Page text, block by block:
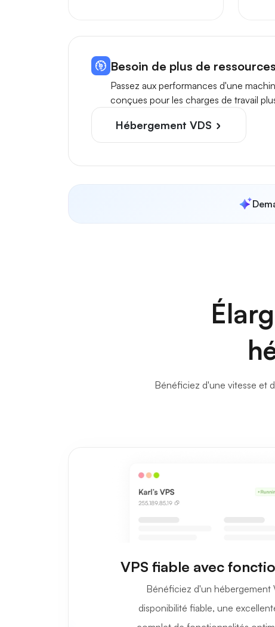
Besoin de plus de
Passez aux performances d'une
conçues pour les charges de travail
Hébergement VDS
Bénéficiez d'une vitesse et
VPS fiable avec
Bénéficiez d'un hébergement
disponibilité fiable, une